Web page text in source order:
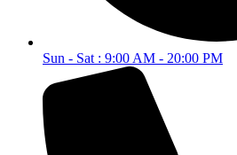
Sun - Sat : 9:00 AM - 20:00 PM